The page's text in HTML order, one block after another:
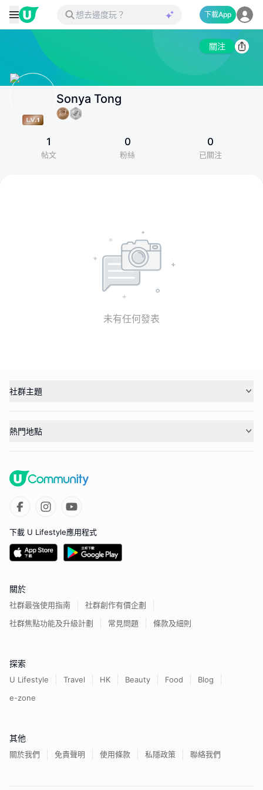
下載App
關注
Sonya Tong
1
帖文
0
粉絲
0
已關注
未有任何發表
社群主題
熱門地點
下載 U Lifestyle應用程式
關於
社群最強使用指南
社群創作有價企劃
社群焦點功能及升級計劃
常見問題 條款及細則
探索
U Lifestyle Travel HK Beauty Food
Blog
e-zone
其他
關於我們 免責聲明 使用條款 私隱政策 聯絡我們